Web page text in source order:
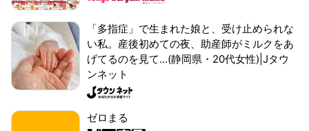
「多指症」で生まれた娘と、受け止められな
い私。産後初めての夜、助産師がミルクをあ
げてるのを見て...(静岡県・20代女性)|Jタウ
ンネット
ゼロまる